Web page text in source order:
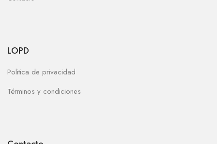
LOPD
Politica de privacidad
Términos y condiciones